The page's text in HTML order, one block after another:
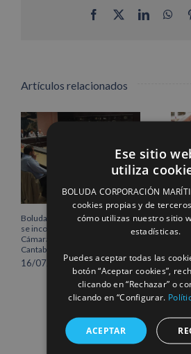
Facebook LinkedIn
Artículos relacionados
Boluda Corporación Marítima
se incorpora al Pleno de la
Cámara de Comercio de
Cantabria
16/07/2026
10/
Ese sitio
utiliza
BOLUDA CORPORACIÓN
cookies propias y de
cómo utilizas nuestro sitio
estadísticas.
Puedes aceptar todas las
botón “Aceptar cookies”,
clicando en “Rechazar” o
clicando en “Configurar.
ACEPTAR